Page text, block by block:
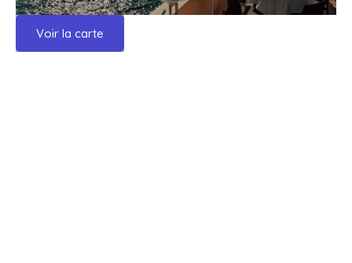
Voir la carte